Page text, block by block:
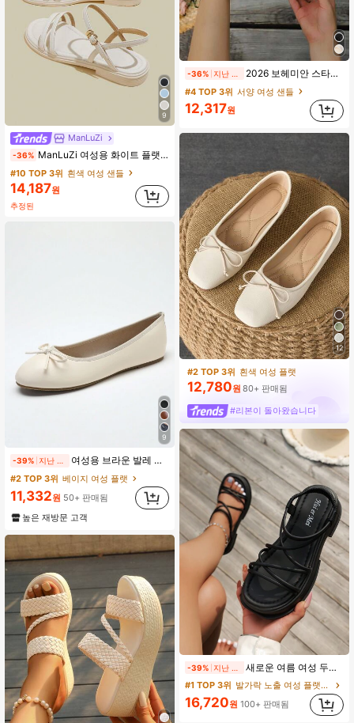
9
ManLuZi
-36% ManLuZi 여성용 화이트 플랫 오픈 토 스트랩 샌들, 미니멀리스트 얇은 스트랩 부드러운 바닥 비치 샌들 여름용
#10 TOP 3위 흰색 여성 샌들
14,187원
추정된
9
-39% 여성용 브라운 발레 플랫 슈즈, 로우탑 소프트 솔 편안한 경량 리본 장식 할머니 스타일 패션 업무 & 캐주얼 웨어, 봄/가을
#2 TOP 3위 베이지 여성 플랫
11,332원 50+ 판매됨
높은 재방문 고객
-36% 2026 보헤미안 스타일 여성 패션 새로운 두꺼운 밑창 웨지 샌들
#4 TOP 3위 서양 여성 샌들
12,317원
12
#2 TOP 3위 흰색 여성 플랫
12,780원 80+ 판매됨
#리본이 돌아왔습니다
-39% 새로운 여름 여성 두꺼운 밑창 웨지 힐 샌들, 여성 오픈토 플랫폼 로마 슬리퍼, 야외 해변 캐주얼 슈즈.,여행 필수품
#1 TOP 3위 발가락 노출 여성 플랫폼 & 웨지 샌들
16,720원 100+ 판매됨